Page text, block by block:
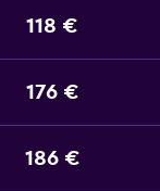
118 €
176 €
186 €